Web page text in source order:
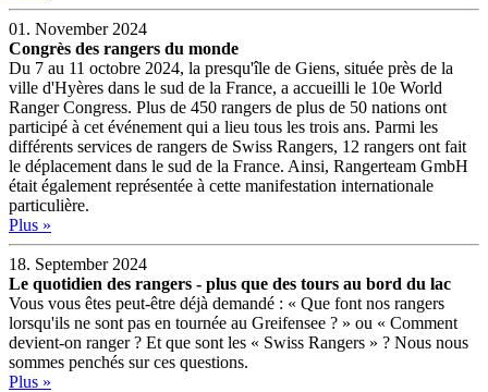
01. November 2024
Congrès des rangers du monde
Du 7 au 11 octobre 2024, la presqu'île de Giens, située près de la
ville d'Hyères dans le sud de la France, a accueilli le 10e World
Ranger Congress. Plus de 450 rangers de plus de 50 nations ont
participé à cet événement qui a lieu tous les trois ans. Parmi les
différents services de rangers de Swiss Rangers, 12 rangers ont fait
le déplacement dans le sud de la France. Ainsi, Rangerteam GmbH
était également représentée à cette manifestation internationale
particulière.
Plus »
18. September 2024
Le quotidien des rangers - plus que des tours au bord du lac
Vous vous êtes peut-être déjà demandé : « Que font nos rangers
lorsqu'ils ne sont pas en tournée au Greifensee ? » ou « Comment
devient-on ranger ? Et que sont les « Swiss Rangers » ? Nous nous
sommes penchés sur ces questions.
Plus »